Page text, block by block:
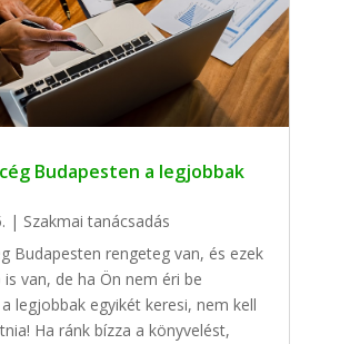
Budapesten a legjobbak
| Szakmai tanácsadás
Budapesten rengeteg van, és ezek
van, de ha Ön nem éri be
legjobbak egyikét keresi, nem kell
Ha ránk bízza a könyvelést,